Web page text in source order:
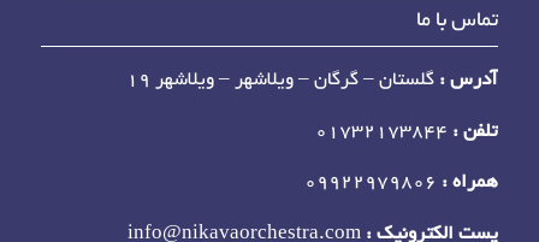
تماس با ما
آدرس : گلستان – گرگان – ویلاشهر – ویلاشهر 19
تلفن :
همراه :
پست الکترونیک :